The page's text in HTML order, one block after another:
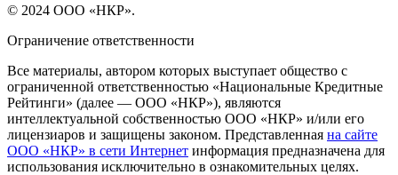
© 2024 ООО «НКР».
Ограничение ответственности
Все материалы, автором которых выступает общество с
ограниченной ответственностью «Национальные Кредитные
Рейтинги» (далее — ООО «НКР»), являются
интеллектуальной собственностью ООО «НКР» и/или его
лицензиаров и защищены законом. Представленная на сайте
ООО «НКР» в сети Интернет информация предназначена для
использования исключительно в ознакомительных целях.